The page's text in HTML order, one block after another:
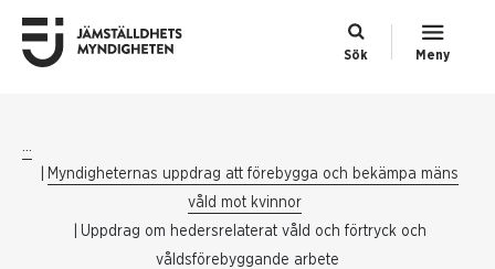
Sök Meny
...
Myndigheternas uppdrag att förebygga och bekämpa mäns
våld mot kvinnor
Uppdrag om hedersrelaterat våld och förtryck och
våldsförebyggande arbete